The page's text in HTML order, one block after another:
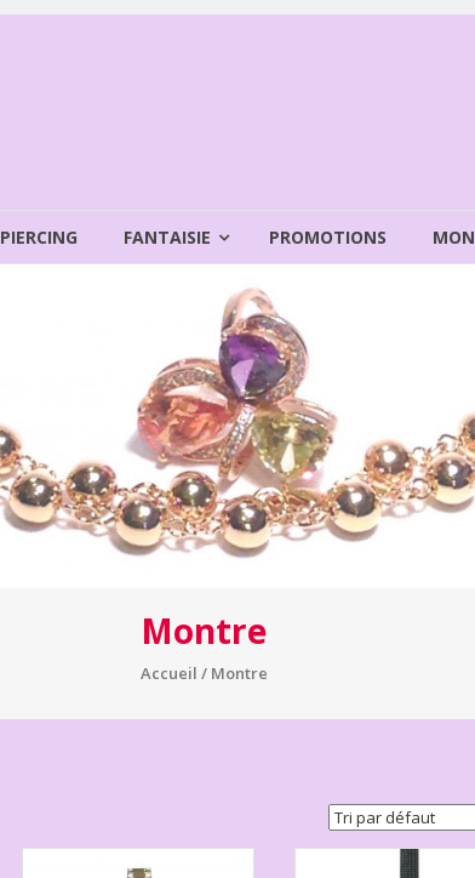
PIERCING FANTAISIE PROMOTIONS
Montre
Accueil / Montre